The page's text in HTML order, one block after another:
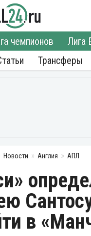
чемпионов Лига
Трансферы
Новости Англия АПЛ
в